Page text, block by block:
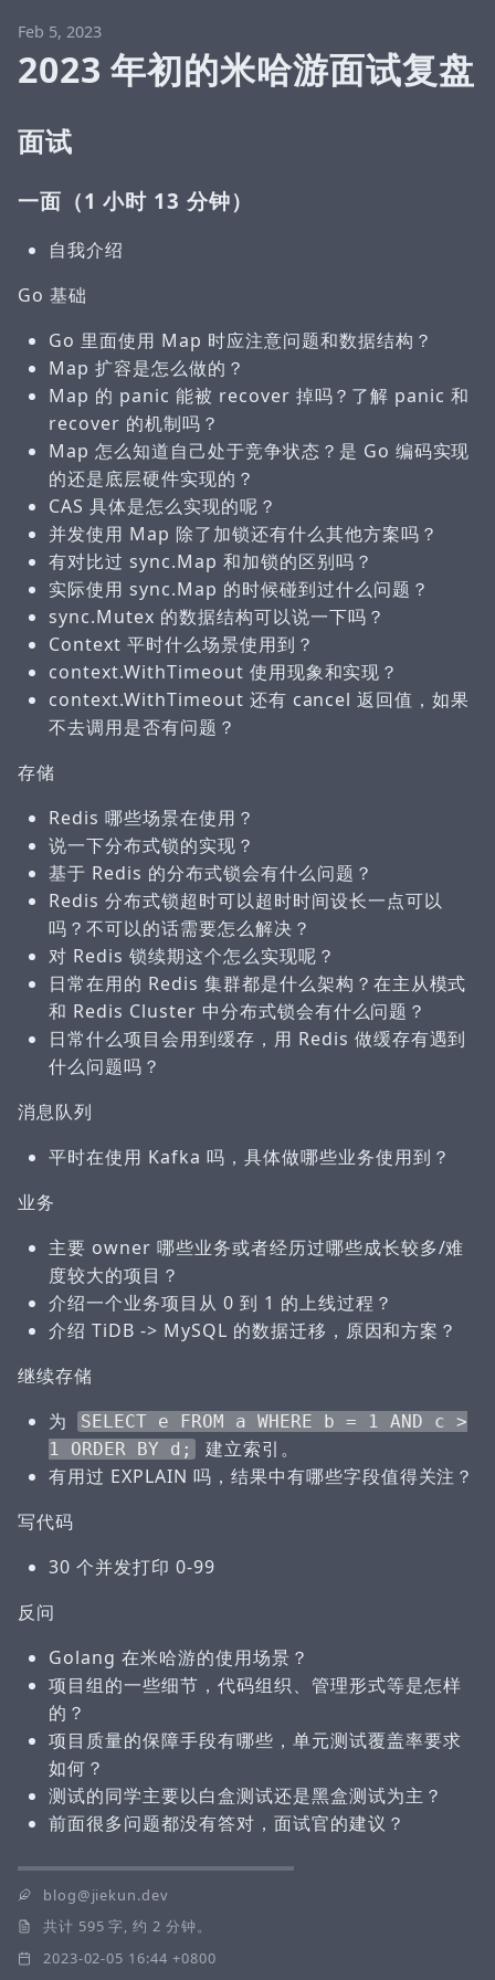
Feb 5, 2023
2023 年初的米哈游面试复盘
面试
一面（1 小时 13 分钟）
自我介绍
Go 基础
Go 里面使用 Map 时应注意问题和数据结构？
Map 扩容是怎么做的？
Map 的 panic 能被 recover 掉吗？了解 panic 和
recover 的机制吗？
Map 怎么知道自己处于竞争状态？是 Go 编码实现
的还是底层硬件实现的？
CAS 具体是怎么实现的呢？
并发使用 Map 除了加锁还有什么其他方案吗？
有对比过 sync.Map 和加锁的区别吗？
实际使用 sync.Map 的时候碰到过什么问题？
sync.Mutex 的数据结构可以说一下吗？
Context 平时什么场景使用到？
context.WithTimeout 使用现象和实现？
context.WithTimeout 还有 cancel 返回值，如果
不去调用是否有问题？
存储
Redis 哪些场景在使用？
说一下分布式锁的实现？
基于 Redis 的分布式锁会有什么问题？
Redis 分布式锁超时可以超时时间设长一点可以
吗？不可以的话需要怎么解决？
对 Redis 锁续期这个怎么实现呢？
日常在用的 Redis 集群都是什么架构？在主从模式
和 Redis Cluster 中分布式锁会有什么问题？
日常什么项目会用到缓存，用 Redis 做缓存有遇到
什么问题吗？
消息队列
平时在使用 Kafka 吗，具体做哪些业务使用到？
业务
主要 owner 哪些业务或者经历过哪些成长较多/难
度较大的项目？
介绍一个业务项目从 0 到 1 的上线过程？
介绍 TiDB -> MySQL 的数据迁移，原因和方案？
继续存储
为
SELECT e FROM a WHERE b = 1 AND c >
1 ORDER BY d;
建立索引。
有用过 EXPLAIN 吗，结果中有哪些字段值得关注？
写代码
30 个并发打印 0-99
反问
Golang 在米哈游的使用场景？
项目组的一些细节，代码组织、管理形式等是怎样
的？
项目质量的保障手段有哪些，单元测试覆盖率要求
如何？
测试的同学主要以白盒测试还是黑盒测试为主？
前面很多问题都没有答对，面试官的建议？
blog@jiekun.dev
共计 595 字, 约 2 分钟。
2023-02-05 16:44 +0800